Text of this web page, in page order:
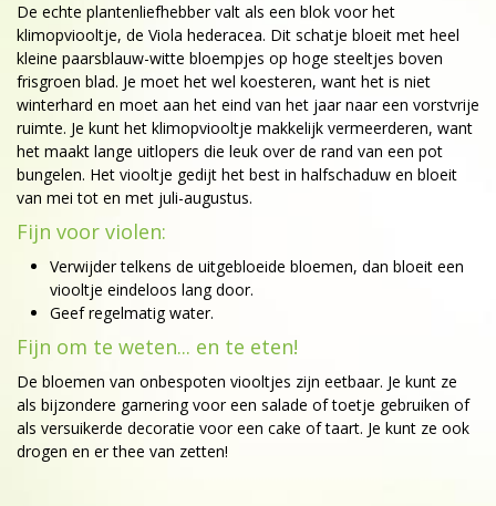
De echte plantenliefhebber valt als een blok voor het
klimopviooltje, de Viola hederacea. Dit schatje bloeit met heel
kleine paarsblauw-witte bloempjes op hoge steeltjes boven
frisgroen blad. Je moet het wel koesteren, want het is niet
winterhard en moet aan het eind van het jaar naar een vorstvrije
ruimte. Je kunt het klimopviooltje makkelijk vermeerderen, want
het maakt lange uitlopers die leuk over de rand van een pot
bungelen. Het viooltje gedijt het best in halfschaduw en bloeit
van mei tot en met juli-augustus.
Fijn voor violen:
Verwijder telkens de uitgebloeide bloemen, dan bloeit een
viooltje eindeloos lang door.
Geef regelmatig water.
Fijn om te weten... en te eten!
De bloemen van onbespoten viooltjes zijn eetbaar. Je kunt ze
als bijzondere garnering voor een salade of toetje gebruiken of
als versuikerde decoratie voor een cake of taart. Je kunt ze ook
drogen en er thee van zetten!